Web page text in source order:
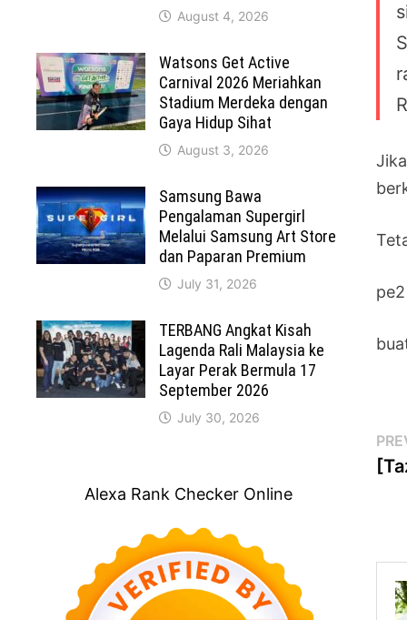
August 4, 2026
Watsons Get Active
Carnival 2026 Meriahkan
Stadium Merdeka dengan
Gaya Hidup Sihat
August 3, 2026
Samsung Bawa
Pengalaman Supergirl
Melalui Samsung Art Store
dan Paparan Premium
July 31, 2026
TERBANG Angkat Kisah
Lagenda Rali Malaysia ke
Layar Perak Bermula 17
September 2026
July 30, 2026
Alexa Rank Checker Online